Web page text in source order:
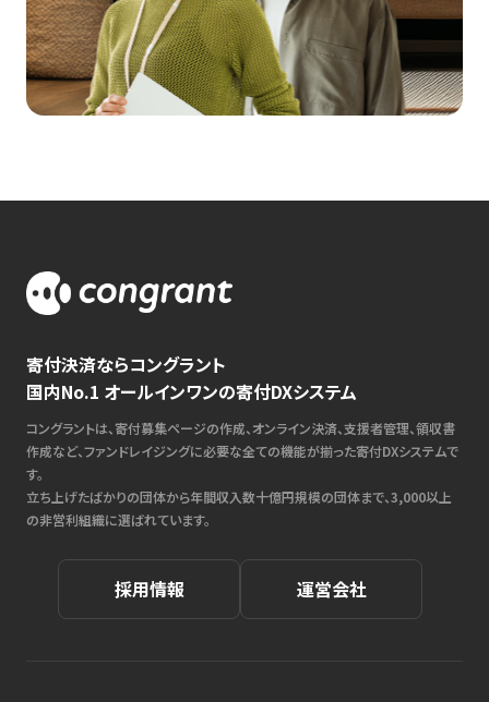
寄付決済ならコングラント
国内No.1 オールインワンの寄付DXシステム
コングラントは、寄付募集ページの作成、オンライン決済、支援者管理、領収書
作成など、ファンドレイジングに必要な全ての機能が揃った寄付DXシステムで
す。
立ち上げたばかりの団体から年間収入数十億円規模の団体まで、3,000以上
の非営利組織に選ばれています。
採用情報 運営会社